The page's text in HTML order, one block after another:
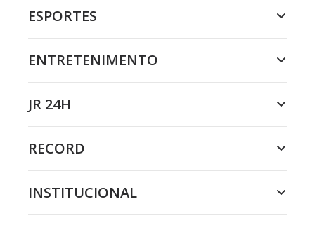
ESPORTES
ENTRETENIMENTO
JR 24H
RECORD
INSTITUCIONAL